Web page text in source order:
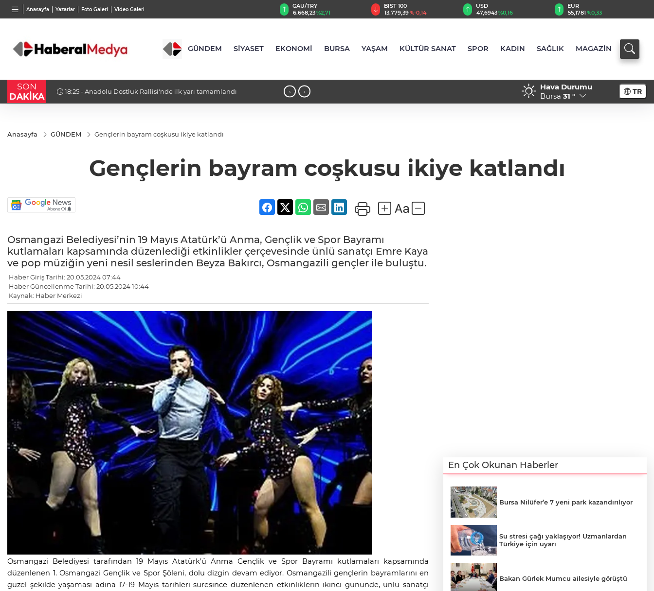
Anasayfa Yazarlar Foto Galeri Video Galeri
BGN
27,9743%-0,22
VND
0,0018%0,41
BIST 100
13.779,39%-0,14
USD
47,6943%0,16
EUR
55,1781%0,33
GBP
64,4074%0,40
GÜNDEM SİYASET EKONOMİ BURSA YAŞAM KÜLTÜR SANAT SPOR KADIN SAĞLIK MAGAZİN
SON
DAKİKA
18:23 - Bursa Osmangazi’nin nabzını Küplüpınar'da tuttu 18:19 - Özel öğrenci
‹ ›
Hava Durumu
Bursa 31 ° TR
Anasayfa GÜNDEM Gençlerin bayram coşkusu ikiye katlandı
Gençlerin bayram coşkusu ikiye katlandı
Osmangazi Belediyesi’nin 19 Mayıs Atatürk’ü Anma, Gençlik ve Spor Bayramı
kutlamaları kapsamında düzenlediği etkinlikler çerçevesinde ünlü sanatçı Emre Kaya
ve pop müziğin yeni nesil seslerinden Beyza Bakırcı, Osmangazili gençler ile buluştu.
Haber Giriş Tarihi: 20.05.2024 07:44
Haber Güncellenme Tarihi: 20.05.2024 10:44
Kaynak: Haber Merkezi
Osmangazi Belediyesi tarafından 19 Mayıs Atatürk’ü Anma Gençlik ve Spor Bayramı kutlamaları kapsamında
düzenlenen 1. Osmangazi Gençlik ve Spor Şöleni, dolu dizgin devam ediyor. Osmangazili gençlerin bayramlarını en
güzel şekilde yaşaması adına 17-19 Mayıs tarihleri süresince düzenlenen etkinliklerin ikinci gününde, ünlü sanatçı
En Çok Okunan Haberler
Bursa Nilüfer’e 7 yeni park kazandırılıyor
Su stresi çağı yaklaşıyor! Uzmanlardan
Türkiye için uyarı
Bakan Gürlek Mumcu ailesiyle görüştü